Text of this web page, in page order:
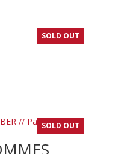
SOLD OUT
SOLD OUT